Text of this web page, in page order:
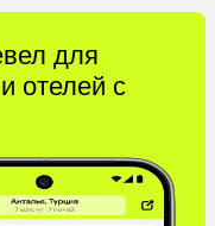
для
отелей с